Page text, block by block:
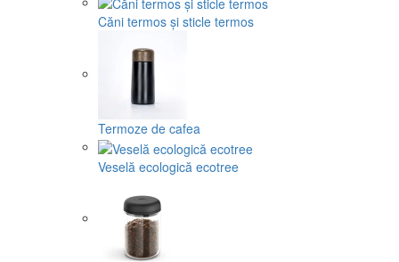
Căni termos și sticle termos
Termoze de cafea
Veselă ecologică ecotree